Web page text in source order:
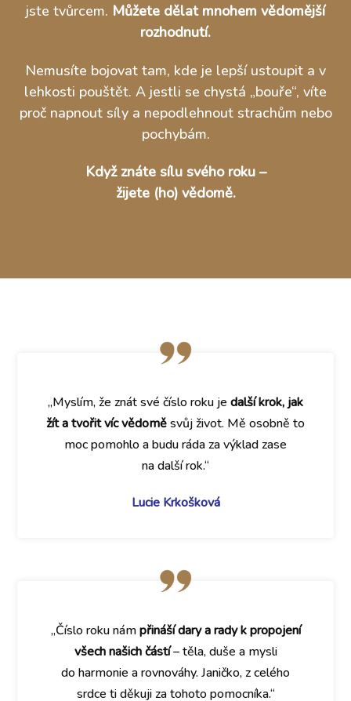
jste tvůrcem. Můžete dělat mnohem vědomější
rozhodnutí.
Nemusíte bojovat tam, kde je lepší ustoupit a v
lehkosti pouštět. A jestli se chystá „bouře“, víte
proč napnout síly a nepodlehnout strachům nebo
pochybám.
Když znáte sílu svého roku –
žijete (ho) vědomě.
„Myslím, že znát své číslo roku je další krok, jak
žít a tvořit víc vědoměsvůj život. Mě osobně to
moc pomohlo a budu ráda za výklad zase
na další rok.“
Lucie Krkošková
„Číslo roku námpřináší dary a rady k propojení
všech našich částí– těla, duše a mysli
do harmonie a rovnováhy. Janičko, z celého
srdce ti děkuji za tohoto pomocníka.“